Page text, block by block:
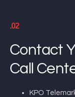
.02
Contact
Call
KPO